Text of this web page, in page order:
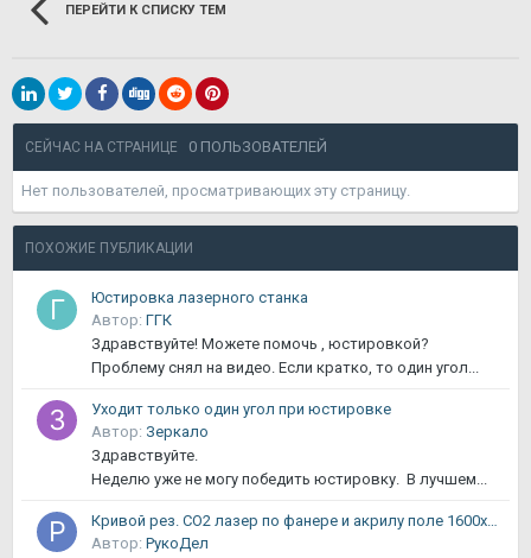
ПЕРЕЙТИ К СПИСКУ ТЕМ
СЕЙЧАС НА СТРАНИЦЕ 0 ПОЛЬЗОВАТЕЛЕЙ
Нет пользователей, просматривающих эту страницу.
ПОХОЖИЕ ПУБЛИКАЦИИ
Юстировка лазерного станка
Автор: ГГК
Здравствуйте! Можете помочь , юстировкой?
Проблему снял на видео. Если кратко, то один угол...
Уходит только один угол при юстировке
Автор: Зеркало
Здравствуйте.
Неделю уже не могу победить юстировку. В лучшем...
Автор: РукоДел